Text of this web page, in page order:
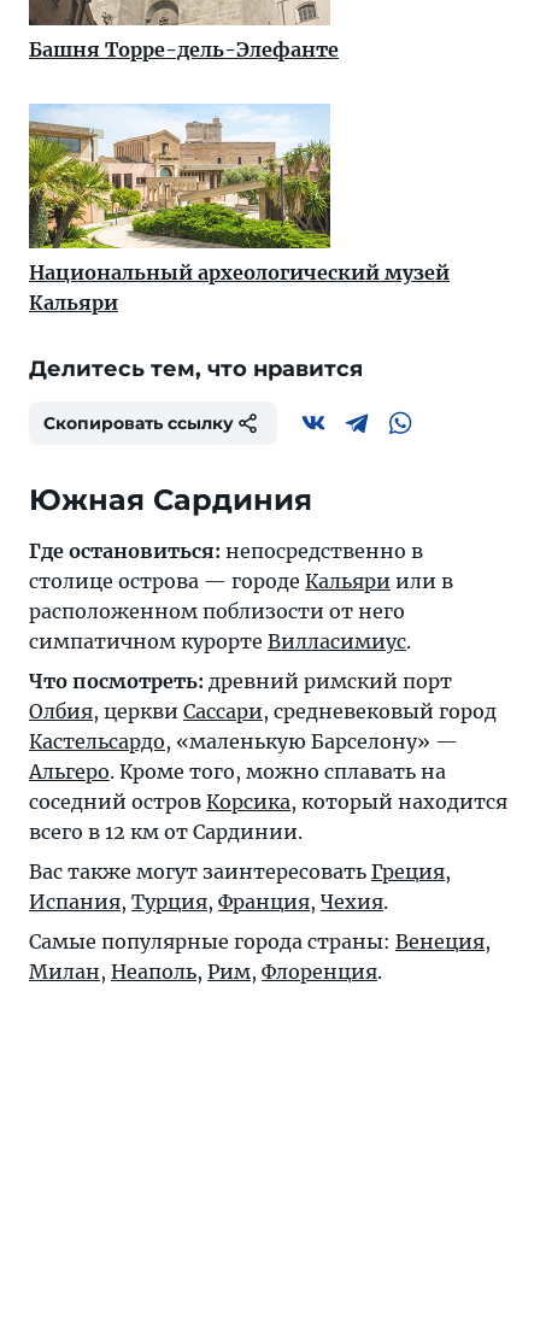
Башня Торре-дель-Элефанте
Национальный археологический музей
Кальяри
Делитесь тем, что нравится
Скопировать ссылку
Южная Сардиния
Где остановиться: непосредственно в
столице острова — городе Кальяри или в
расположенном поблизости от него
симпатичном курорте Вилласимиус.
Что посмотреть: древний римский порт
Олбия, церкви Сассари, средневековый город
Кастельсардо, «маленькую Барселону» —
Альгеро. Кроме того, можно сплавать на
соседний остров Корсика, который находится
всего в 12 км от Сардинии.
Вас также могут заинтересовать Греция,
Испания, Турция, Франция, Чехия.
Самые популярные города страны: Венеция,
Милан, Неаполь, Рим, Флоренция.